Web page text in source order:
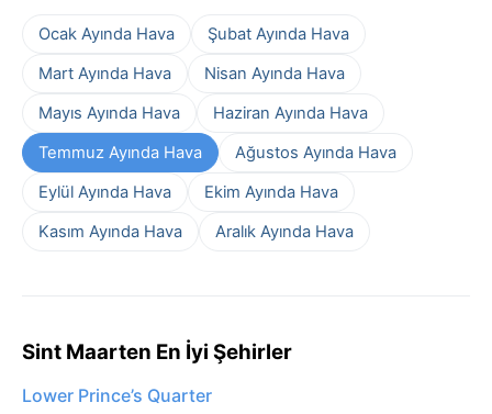
Ocak Ayında Hava
Şubat Ayında Hava
Mart Ayında Hava
Nisan Ayında Hava
Mayıs Ayında Hava
Haziran Ayında Hava
Temmuz Ayında Hava
Ağustos Ayında Hava
Eylül Ayında Hava
Ekim Ayında Hava
Kasım Ayında Hava
Aralık Ayında Hava
Sint Maarten En İyi Şehirler
Lower Prince’s Quarter